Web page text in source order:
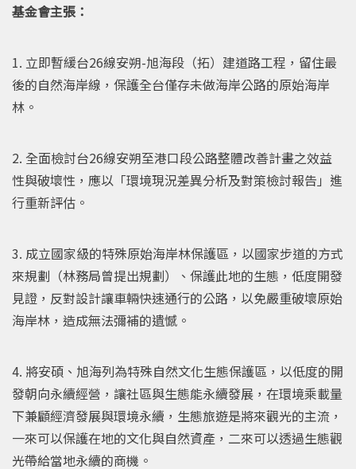
基金會主張：
1. 立即暫緩台26線安朔-旭海段（拓）建道路工程，留住最
後的自然海岸線，保護全台僅存未做海岸公路的原始海岸
林。
2. 全面檢討台26線安朔至港口段公路整體改善計畫之效益
性與破壞性，應以「環境現況差異分析及對策檢討報告」進
行重新評估。
3. 成立國家級的特殊原始海岸林保護區，以國家步道的方式
來規劃（林務局曾提出規劃）、保護此地的生態，低度開發
見證，反對設計讓車輛快速通行的公路，以免嚴重破壞原始
海岸林，造成無法彌補的遺憾。
4. 將安碩、旭海列為特殊自然文化生態保護區，以低度的開
發朝向永續經營，讓社區與生態能永續發展，在環境乘載量
下兼顧經濟發展與環境永續，生態旅遊是將來觀光的主流，
一來可以保護在地的文化與自然資產，二來可以透過生態觀
光帶給當地永續的商機。